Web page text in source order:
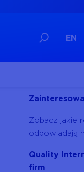
EN
Zobacz jakie
odpowiadają
Quality
firm